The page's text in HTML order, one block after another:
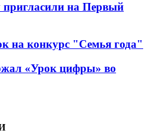
на Первый
на конкурс "Семья года"
«Урок цифры» во